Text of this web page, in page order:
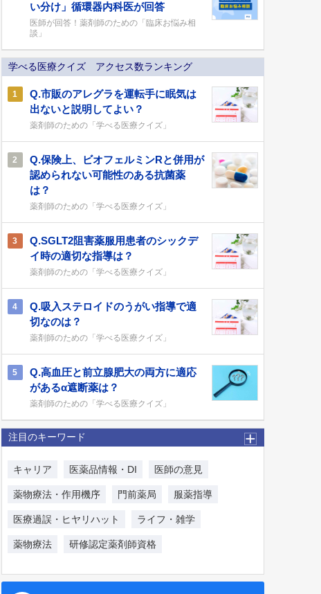
い分け」循環器内科医が回答
医師が回答！薬剤師のための「臨床お悩み相
談」
学べる医療クイズ アクセス数ランキング
1
Q.市販のアレグラを運転手に眠気は
出ないと説明してよい？
薬剤師のための「学べる医療クイズ」
2
Q.保険上、ビオフェルミンRと併用が
認められない可能性のある抗菌薬
は？
薬剤師のための「学べる医療クイズ」
3
Q.SGLT2阻害薬服用患者のシックデ
イ時の適切な指導は？
薬剤師のための「学べる医療クイズ」
4
Q.吸入ステロイドのうがい指導で適
切なのは？
薬剤師のための「学べる医療クイズ」
5
Q.高血圧と前立腺肥大の両方に適応
があるα遮断薬は？
薬剤師のための「学べる医療クイズ」
注目のキーワード
キャリア 医薬品情報・DI 医師の意見
薬物療法・作用機序 門前薬局 服薬指導
医療過誤・ヒヤリハット ライフ・雑学
薬物療法 研修認定薬剤師資格